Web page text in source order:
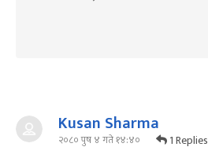
Kusan Sharma
२०८० पुष ४ गते १४:४० 1 Replies